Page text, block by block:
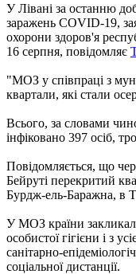
У Лівані за останню
заражень COVID-19,
охорони здоров'я
16 серпня, повідомляє
"МОЗ у співпраці з
квартали, які стали
Всього, за словами
інфіковано 397 осіб,
Повідомляється, що
Бейруті перекритий
Бурдж-ель-Баражна, в
У МОЗ країни
особистої гігієни і з
санітарно-
соціальної дистанції.